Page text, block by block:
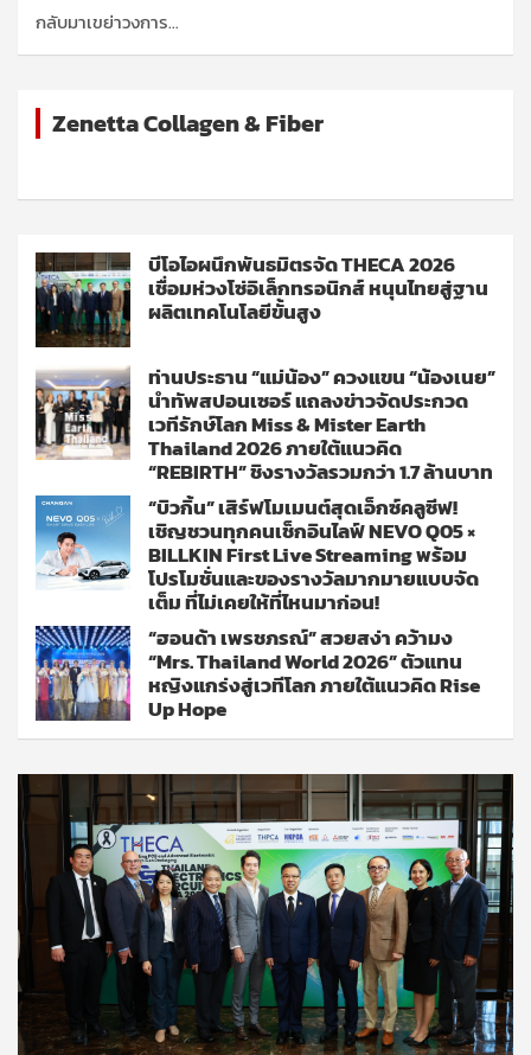
กลับมาเขย่าวงการ…
Zenetta Collagen & Fiber
บีโอไอผนึกพันธมิตรจัด THECA 2026
เชื่อมห่วงโซ่อิเล็กทรอนิกส์ หนุนไทยสู่ฐาน
ผลิตเทคโนโลยีขั้นสูง
ท่านประธาน “แม่น้อง” ควงแขน “น้องเนย”
นำทัพสปอนเซอร์ แถลงข่าวจัดประกวด
เวทีรักษ์โลก Miss & Mister Earth
Thailand 2026 ภายใต้แนวคิด
“REBIRTH” ชิงรางวัลรวมกว่า 1.7 ล้านบาท
“บิวกิ้น” เสิร์ฟโมเมนต์สุดเอ็กซ์คลูซีฟ!
เชิญชวนทุกคนเช็กอินไลฟ์ NEVO Q05 ×
BILLKIN First Live Streaming พร้อม
โปรโมชั่นและของรางวัลมากมายแบบจัด
เต็ม ที่ไม่เคยให้ที่ไหนมาก่อน!
“ฮอนด้า เพรชภรณ์” สวยสง่า คว้ามง
“Mrs. Thailand World 2026” ตัวแทน
หญิงแกร่งสู่เวทีโลก ภายใต้แนวคิด Rise
Up Hope